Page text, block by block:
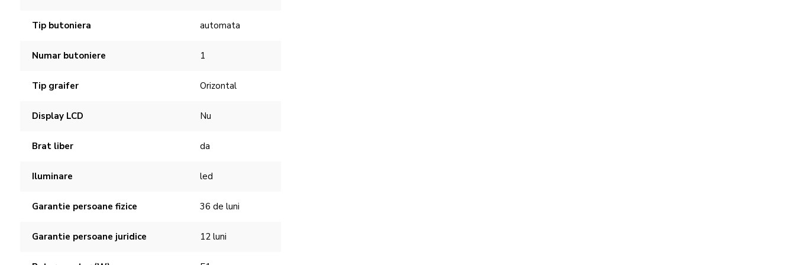
Tip butoniera automata
Numar butoniere 1
Tip graifer Orizontal
Display LCD Nu
Brat liber da
Iluminare led
Garantie persoane fizice 36 de luni
Garantie persoane juridice 12 luni